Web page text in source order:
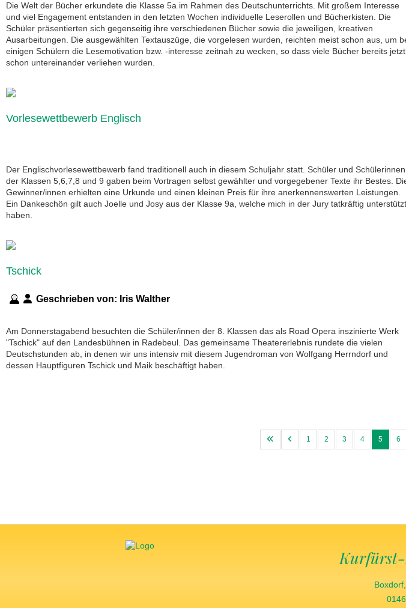
Die Welt der Bücher erkundete die Klasse 5a im Rahmen des Deutschunterrichts. Mit großem Interesse
und viel Engagement entstanden in den letzten Wochen individuelle Leserollen und Bücherkisten. Die
Schüler präsentierten sich gegenseitig ihre verschiedenen Bücher sowie die jeweiligen, kreativen
Ausarbeitungen. Die ausgewählten Textauszüge, die vorgelesen wurden, reichten meist schon aus, um
einigen Schülern die Lesemotivation bzw. -interesse zeitnah zu wecken, so dass viele Bücher bereits jetzt
schon untereinander verliehen wurden.
Vorlesewettbewerb Englisch
Der Englischvorlesewettbewerb fand traditionell auch in diesem Schuljahr statt. Schüler und Schülerinnen
der Klassen 5,6,7,8 und 9 gaben beim Vortragen selbst gewählter und vorgegebener Texte ihr Bestes.
Gewinner/innen erhielten eine Urkunde und einen kleinen Preis für ihre anerkennenswerten Leistungen.
Ein Dankeschön gilt auch Joelle und Josy aus der Klasse 9a, welche mich in der Jury tatkräftig unterstützt
haben.
Tschick
Geschrieben von: Iris Walther
Am Donnerstagabend besuchten die Schüler/innen der 8. Klassen das als Road Opera inszinierte Werk
"Tschick" auf den Landesbühnen in Radebeul. Das gemeinsame Theatererlebnis rundete die vielen
Deutschstunden ab, in denen wir uns intensiv mit diesem Jugendroman von Wolfgang Herrndorf und
dessen Hauptfiguren Tschick und Maik beschäftigt haben.
1 2 3 4 5 6